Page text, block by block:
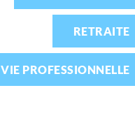
RETRAITE
VIE PROFESSIONNELLE